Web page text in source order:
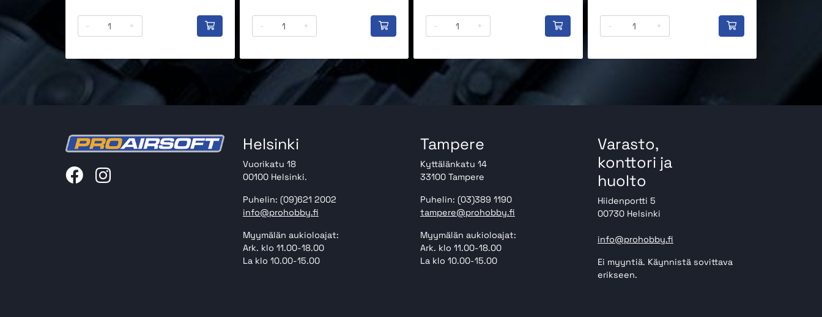
- + - + - + - +
Helsinki
Vuorikatu 18
00100 Helsinki.
Puhelin: (09)621 2002
info@prohobby.fi
Myymälän aukioloajat:
Ark. klo 11.00-18.00
La klo 10.00-15.00
Tampere
Kyttälänkatu 14
33100 Tampere
Puhelin: (03)389 1190
tampere@prohobby.fi
Myymälän aukioloajat:
Ark. klo 11.00-18.00
La klo 10.00-15.00
Varasto,
konttori ja
huolto
Hiidenportti 5
00730 Helsinki
info@prohobby.fi
Ei myyntiä. Käynnistä sovittava
erikseen.